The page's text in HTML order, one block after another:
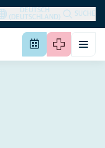
DEUTSCH
(DEUTSCHLAND)
SUCHE